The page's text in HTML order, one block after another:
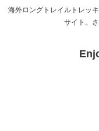
海外ロングトレイルトレッ
サイト。